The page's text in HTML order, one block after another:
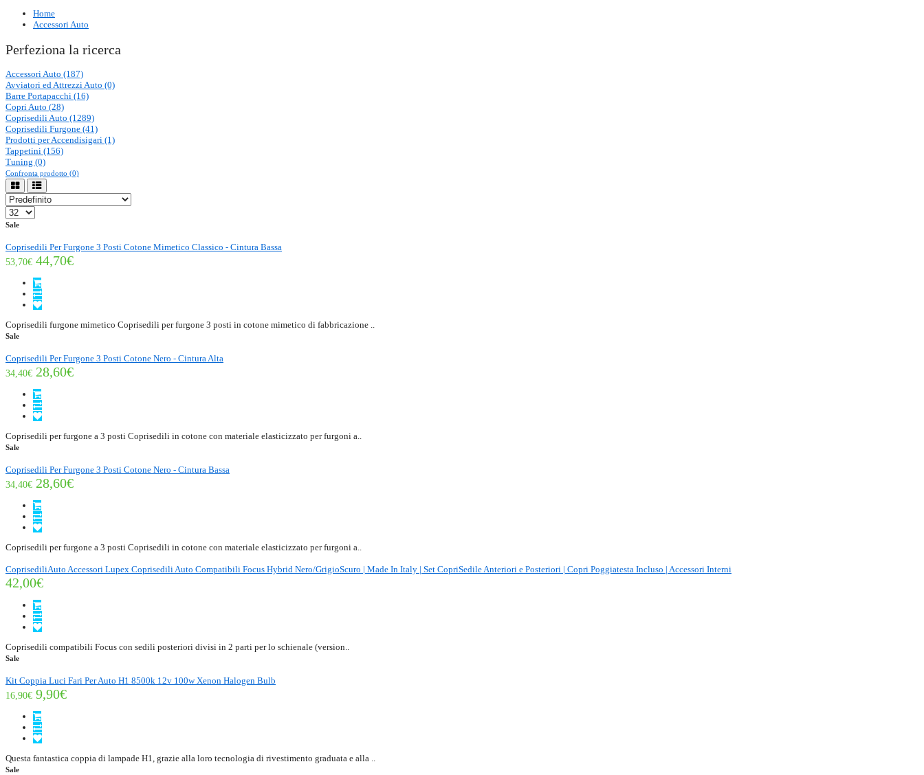
Home
Accessori Auto
Perfeziona la ricerca
Accessori Auto (187)
Avviatori ed Attrezzi Auto (0)
Barre Portapacchi (16)
Copri Auto (28)
Coprisedili Auto (1289)
Coprisedili Furgone (41)
Prodotti per Accendisigari (1)
Tappetini (156)
Tuning (0)
Confronta prodotto (0)
Sale
Coprisedili Per Furgone 3 Posti Cotone Mimetico Classico - Cintura Bassa
53,70€ 44,70€
Coprisedili furgone mimetico Coprisedili per furgone 3 posti in cotone mimetico di fabbricazione ..
Sale
Coprisedili Per Furgone 3 Posti Cotone Nero - Cintura Alta
34,40€ 28,60€
Coprisedili per furgone a 3 posti Coprisedili in cotone con materiale elasticizzato per furgoni a..
Sale
Coprisedili Per Furgone 3 Posti Cotone Nero - Cintura Bassa
34,40€ 28,60€
Coprisedili per furgone a 3 posti Coprisedili in cotone con materiale elasticizzato per furgoni a..
CoprisediliAuto Accessori Lupex Coprisedili Auto Compatibili Focus Hybrid Nero/GrigioScuro | Made In Italy | Set CopriSedile Anteriori e Posteriori | Copri Poggiatesta Incluso | Accessori Interni
42,00€
Coprisedili compatibili Focus con sedili posteriori divisi in 2 parti per lo schienale (version..
Sale
Kit Coppia Luci Fari Per Auto H1 8500k 12v 100w Xenon Halogen Bulb
16,90€ 9,90€
Questa fantastica coppia di lampade H1, grazie alla loro tecnologia di rivestimento graduata e alla ..
Sale